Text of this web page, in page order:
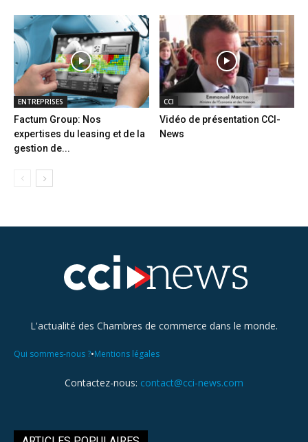
ENTREPRISES
Factum Group: Nos
expertises du leasing et de la
gestion de...
CCI
Vidéo de présentation CCI-
News
L'actualité des Chambres de commerce dans le monde.
Qui sommes-nous ?•Mentions légales
Contactez-nous: contact@cci-news.com